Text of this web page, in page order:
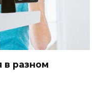
в разном